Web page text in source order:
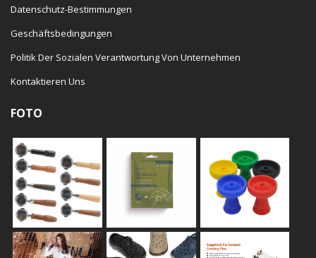
Datenschutz-Bestimmungen
Geschäftsbedingungen
Politik Der Sozialen Verantwortung Von Unternehmen
Kontaktieren Uns
FOTO